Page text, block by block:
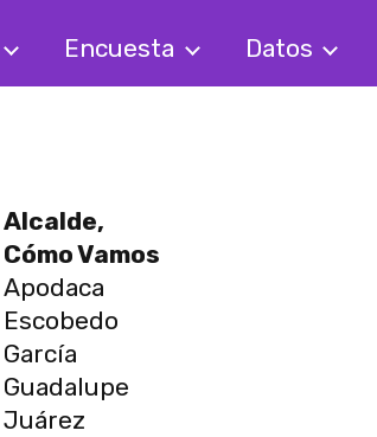
Encuesta Datos
Alcalde,
Cómo Vamos
Apodaca
Escobedo
García
Guadalupe
Juárez